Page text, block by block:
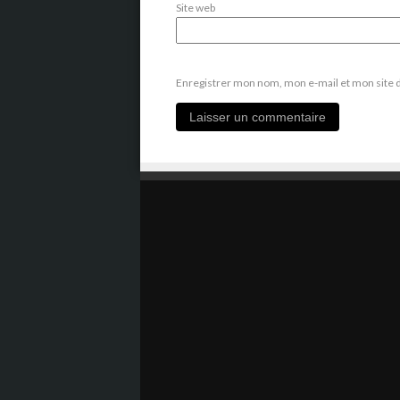
Site web
Enregistrer mon nom, mon e-mail et mon site